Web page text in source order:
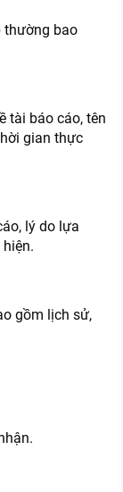
thường bao
tài báo cáo, tên
gian thực
lý do lựa
gồm lịch sử,